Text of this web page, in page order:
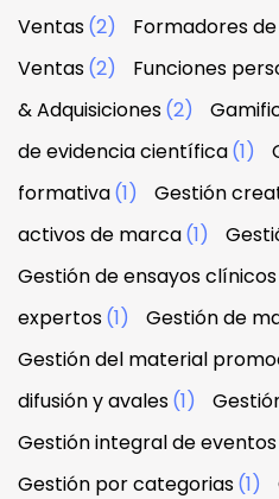
Ventas(2) Formadores
Ventas(2) Funciones
& Adquisiciones(2)
de evidencia científica(1)
formativa(1) Gestión
activos de marca(1)
Gestión de ensayos clínicos
expertos(1) Gestión de
Gestión del material
difusión y avales(1)
Gestión integral de
Gestión por categorias(1)